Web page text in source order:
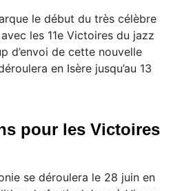
le début du très célèbre
les 11e Victoires du jazz
d’envoi de cette nouvelle
en Isère jusqu’au 13
pour les Victoires
se déroulera le 28 juin en